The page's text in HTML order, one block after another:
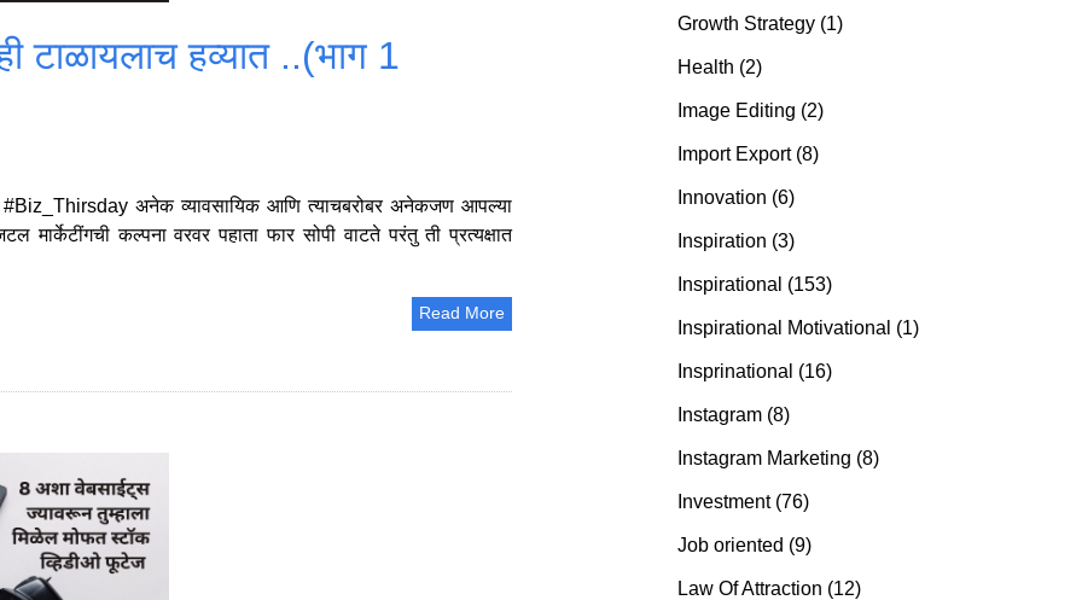
टाळायलाच हव्यात ..(भाग 1
) #Biz_Thirsday अनेक व्यावसायिक आणि त्याचबरोबर अनेकजण आपल्या
मार्केटींगची कल्पना वरवर पहाता फार सोपी वाटते परंतु ती प्रत्यक्षात
Read More
Growth Strategy (1)
Health (2)
Image Editing (2)
Import Export (8)
Innovation (6)
Inspiration (3)
Inspirational (153)
Inspirational Motivational (1)
Insprinational (16)
Instagram (8)
Instagram Marketing (8)
Investment (76)
Job oriented (9)
Law Of Attraction (12)